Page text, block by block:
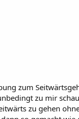
zum
zu mir
zu gehen